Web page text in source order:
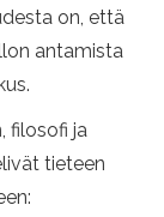
on, että
antamista
filosofi ja
tieteen